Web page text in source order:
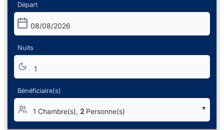
Départ
08/08/2026
Nuits
1
Bénéficiaire(s)
1 Chambre(s), 2 Personne(s)